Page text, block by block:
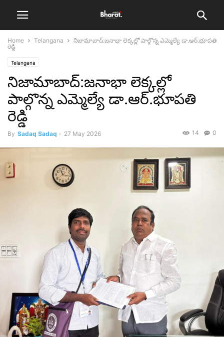
Home Telangana
నిజామాబాద్:జనాభా లెక్కల్లో పాల్గొన్న ఎమ్మెల్యే డా.ఆర్.భూపతి
రెడ్డి
Telangana
నిజామాబాద్:జనాభా లెక్కల్లో
పాల్గొన్న ఎమ్మెల్యే డా.ఆర్.భూపతి
రెడ్డి
By Sadaq Sadaq - 27 May 2026 0
14